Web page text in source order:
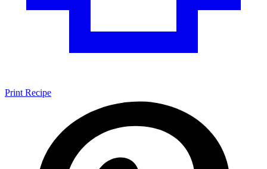
Print Recipe